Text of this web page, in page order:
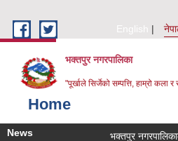
English
भक्तपुर नगरपालिका
"पूर्खाले सिर्जेको सम्पत्ति, हाम्रो कला
Home
News भक्तपुर